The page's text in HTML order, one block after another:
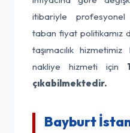
itibariyle profesyonel
taban fiyat politikamız
taşımacılık
nakliye hizmeti için
çıkabilmektedir.
Bayburt